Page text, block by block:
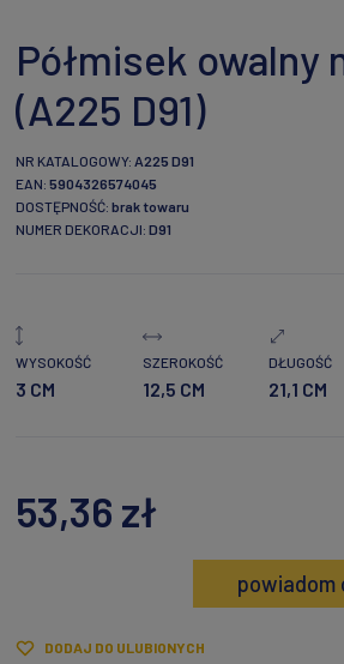
Półmisek owalny
(A225 D91)
NR KATALOGOWY: A225 D91
EAN: 5904326574045
DOSTĘPNOŚĆ: brak towaru
NUMER DEKORACJI: D91
WYSOKOŚĆ
3 CM
SZEROKOŚĆ
12,5 CM
DŁUGOŚĆ
21,1 CM
53,36 zł
powiadom
DODAJ DO ULUBIONYCH